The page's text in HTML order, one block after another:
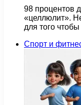
98 процентов
«целлюлит».
для того
Спорт и